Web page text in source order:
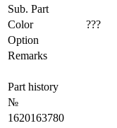
Sub. Part
Color
???
Option
Remarks
Part history
№
1620163780